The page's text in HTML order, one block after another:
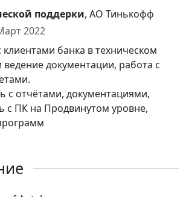
поддерки, АО Тинькофф
2022
банка в техническом
ведение документации, работа с
с отчётами, документациями,
с ПК на Продвинутом уровне,